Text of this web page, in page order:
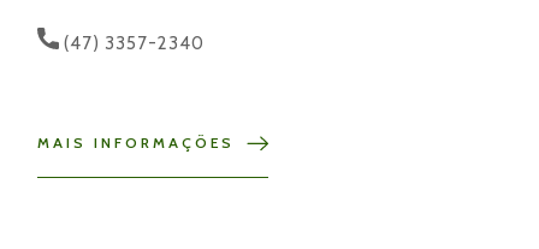
(47) 3357-2340
MAIS INFORMAÇÕES